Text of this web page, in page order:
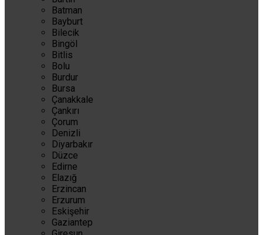
Batman
Bayburt
Bilecik
Bingöl
Bitlis
Bolu
Burdur
Bursa
Çanakkale
Çankırı
Çorum
Denizli
Diyarbakır
Düzce
Edirne
Elazığ
Erzincan
Erzurum
Eskişehir
Gaziantep